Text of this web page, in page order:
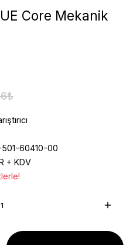
Core Mekanik
501-60410-00
+ KDV